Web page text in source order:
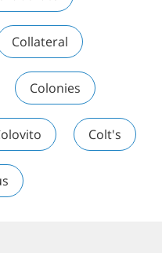
Collateral
Colonies
Colt's